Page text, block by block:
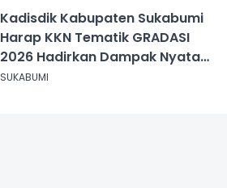
Kadisdik Kabupaten Sukabumi
Harap KKN Tematik GRADASI
2026 Hadirkan Dampak Nyata
bagi Masyarakat
SUKABUMI